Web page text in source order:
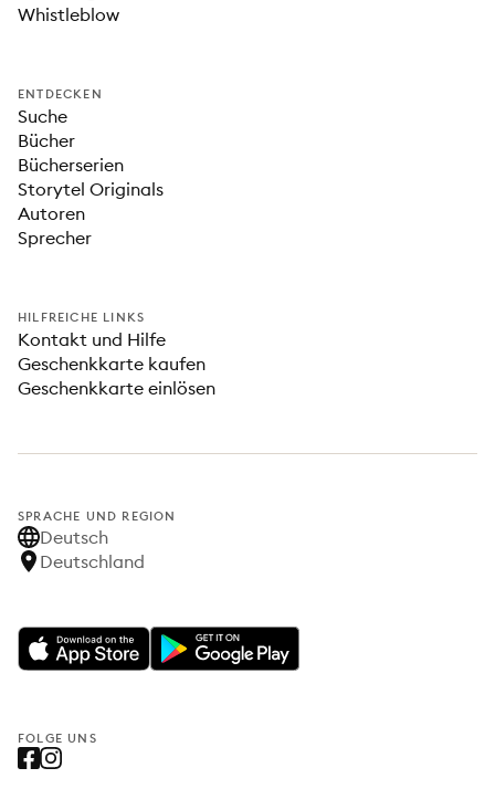
Whistleblow
ENTDECKEN
Suche
Bücher
Bücherserien
Storytel Originals
Autoren
Sprecher
HILFREICHE LINKS
Kontakt und Hilfe
Geschenkkarte kaufen
Geschenkkarte einlösen
SPRACHE UND REGION
Deutsch
Deutschland
FOLGE UNS